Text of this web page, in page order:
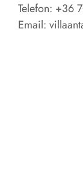
Telefon: +36
Email: